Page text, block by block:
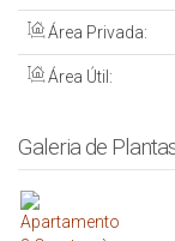
Área Privada:
Área Útil:
Galeria de